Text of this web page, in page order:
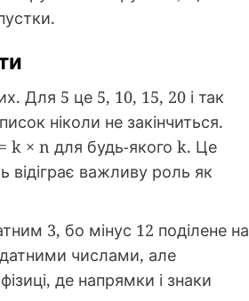
Для 5 це 5, 10, 15, 20 і так
ніколи не закінчиться.
k × n для будь-якого k. Це
важливу роль як
3, бо мінус 12 поділене на
числами, але
де напрямки і знаки